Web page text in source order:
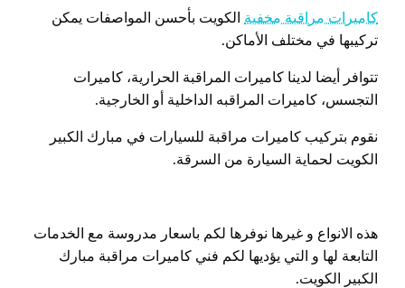
كاميرات مراقبة مخفية الكويت بأحسن المواصفات يمكن
تركيبها في مختلف الأماكن.
تتوافر أيضا لدينا كاميرات المراقبة الحرارية، كاميرات
التجسس، كاميرات المراقبه الداخلية أو الخارجية.
نقوم بتركيب كاميرات مراقبة للسيارات في مبارك الكبير
الكويت لحماية السيارة من السرقة.
هذه الانواع و غيرها نوفرها لكم باسعار مدروسة مع الخدمات
التابعة لها و التي يؤديها لكم فني كاميرات مراقبة مبارك
الكبير الكويت.